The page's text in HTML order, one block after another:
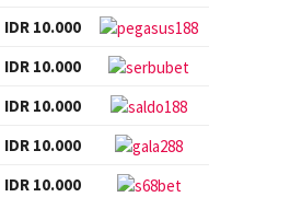
IDR 10.000
IDR 10.000
IDR 10.000
IDR 10.000
IDR 10.000